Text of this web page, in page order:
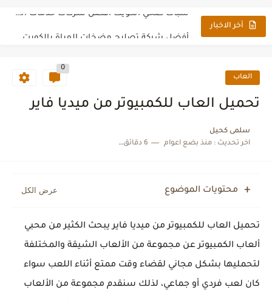
أخر الاخبار
تحميل لعبة Talking Ginger 2 للاندرويد والايفون مجانًا العاب
0
تحميل العاب للكمبيوتر من ميديا فاير
سلمى كحيل
اخر تحديث :منذ بضع اعوام 6 دقائق للقراءة
محتويات الموضوع
تحميل العاب للكمبيوتر من ميديا فاير يبحث الكثير من محبي
ألعاب الكمبيوتر عن مجموعة من الألعاب الشيقة والمختلفة
لتحمليها بشكل مجاني لقضاء وقت ممتع أثناء اللعب سواء
كان لعب فردي أو جماعي، لذلك سنقدم مجموعة من الألعاب